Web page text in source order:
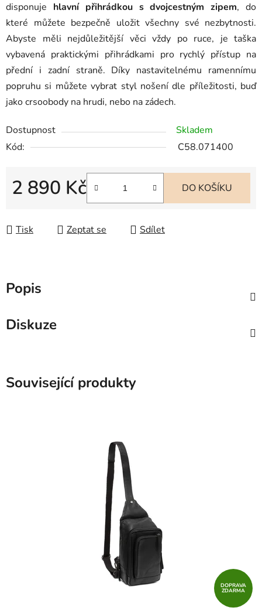
disponuje hlavní přihrádkou s dvojcestným zipem, do
které můžete bezpečně uložit všechny své nezbytnosti.
Abyste měli nejdůležitější věci vždy po ruce, je taška
vybavená praktickými přihrádkami pro rychlý přístup na
přední i zadní straně. Díky nastavitelnému ramennímu
popruhu si můžete vybrat styl nošení dle příležitosti, buď
jako crsoobody na hrudi, nebo na zádech.
Dostupnost
Skladem
Kód:
C58.071400
2 890 Kč DO KOŠÍKU
Tisk Zeptat se Sdílet
Popis
Diskuze
Související produkty
DOPRAVA
ZDARMA